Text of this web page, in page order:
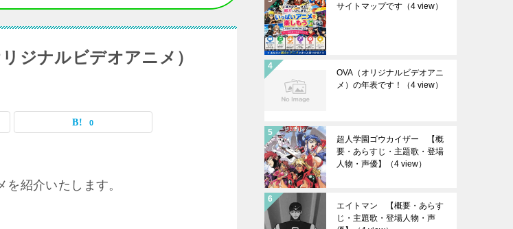
ジナルビデオアニメ）
0
紹介いたします。
サイトマップです （4 view）
OVA（オリジナルビデオアニ
メ）の年表です！
（4 view）
超人学園ゴウカイザー 【概
要・あらすじ・主題歌・登場
人物・声優】
（4 view）
エイトマン 【概要・あらす
じ・主題歌・登場人物・声